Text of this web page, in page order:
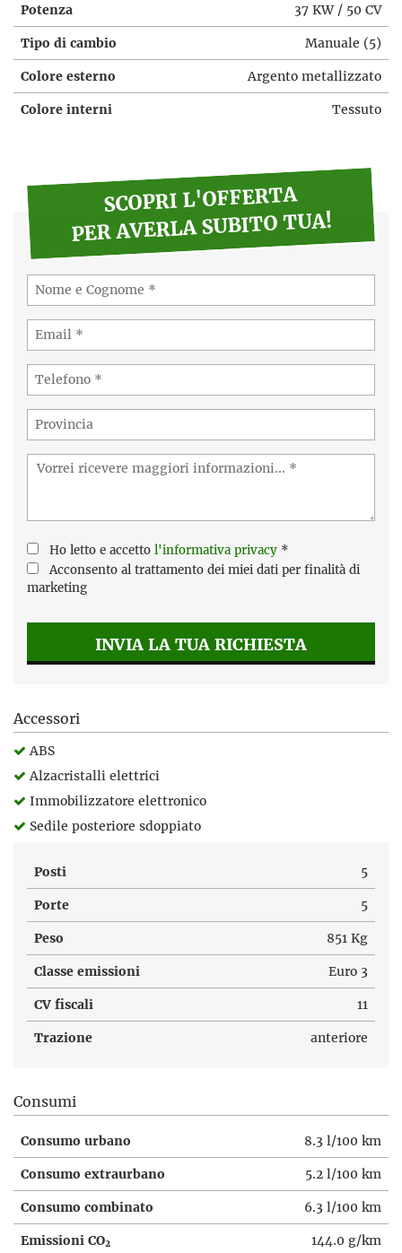
Potenza 37 KW / 50 CV
Tipo di cambio Manuale (5)
Colore esterno Argento metallizzato
Colore interni Tessuto
SCOPRI L'OFFERTA
PER AVERLA SUBITO TUA!
Ho letto e accetto l'informativa privacy *
Acconsento al trattamento dei miei dati per finalità di
marketing
INVIA LA TUA RICHIESTA
Accessori
ABS
Alzacristalli elettrici
Immobilizzatore elettronico
Sedile posteriore sdoppiato
Posti 5
Porte 5
Peso 851 Kg
Classe emissioni Euro 3
CV fiscali 11
Trazione anteriore
Consumi
Consumo urbano 8.3 l/100 km
Consumo extraurbano 5.2 l/100 km
Consumo combinato 6.3 l/100 km
Emissioni CO2 144.0 g/km